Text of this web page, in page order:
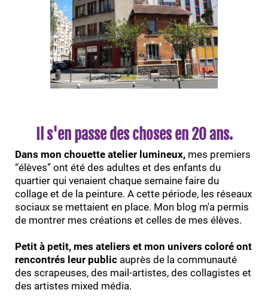
Il s'en passe des choses en 20 ans.
Dans mon chouette atelier lumineux, mes premiers
“élèves” ont été des adultes et des enfants du
quartier qui venaient chaque semaine faire du
collage et de la peinture. A cette période, les réseaux
sociaux se mettaient en place. Mon blog m'a permis
de montrer mes créations et celles de mes élèves.
Petit à petit, mes ateliers et mon univers coloré ont
rencontrés leur public auprès de la communauté
des scrapeuses, des mail-artistes, des collagistes et
des artistes mixed média.